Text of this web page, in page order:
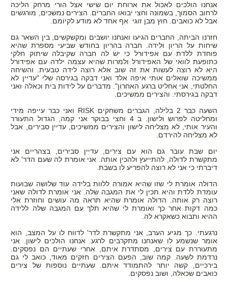
אנחנו הולכים לאכול את ארוחת יום שישי אצל הורי מרחק הליכה
לרחוב הסמוך, בשמונה וחצי יבואו החברים. הצירים נמשכים, מורגשים
אבל לא כואבים. חוץ מבן זוגי אף אחד לא מודע לקיומם.
חזרנו הביתה, החברים הגיעו ואנחנו יושבים ומקשקשים, בין השאר גם
שיחות על הריון ולידה. חברה בהריון בחודש שביעי מספרת שהיא
פוחדת ללדת עם אפידורל כי יש לה חברה שקיבלה שיתוק חלקי
כתופעת לוואי של האפידורל ולמרות שהיא עצמה ילדה עם אפידורל
היא לא רוצה לעשות את זה שוב אלא רוצה לידה טבעית. והשיחה
ממשיכה שואלים אותי איפה אלד ואני דבקה בגירסה שלי "עדיין לא
החלטתי, אני אחליט ברגע האחרון". מדברים על לידות בית וכאלה ואני
דבקה בגירסתי. והצירים ממשיכים.
השעה כבר 2 בלילה, הגברים משחקים RISK ואני כבר עייפה מידי
ומחליטה לפרוש ולישון. ב 4 וחצי בבוקר אני קמה, הגדול התעורר
והעיר אותי, לא מצליחה לישון והצירים ממשיכים, עדיין סבירים, אבל
לא מצליחה להירדם.
יום שבת עובר גם הוא עם צירים, עדיין סבירים, בצהריים אני
מתקשרת לדולה, להתייעץ ולהכין אותה. אני אומרת לה שעם הדר' לא
דיברתי כי אני לא רוצה להפריע לו בשבת.
הדולה אומרת לי שזו שהיא אמורה ללוות בלידה עוד שלושה שבועות
עומדת ללדת והיא תכין לי את המגבה שלה. אני אומרת לדולה שאני
רוצה רק אותה. הדולה אומרת שהיא תראה מה עושים וחוזרת אלי
כמה דקות אחר כך ואומרת לי שהיא תלך עם המגבה שלה ללידה
ההיא ותבוא כשאקרא לה.
נרגעתי. כך מגיע הערב, אני מתקשרת לדר' לדווח לו על המצב, הוא
אומר שנשמע לו שאנחנו מתקרבים לרגע. אנחנו הולכים לישון. אני
מתעוררת עם צירים, מסתדרת איתם, אחרי שעתיים הם נפסקים.
נרדמת לשעה. קמה שוב, הפעם הצירים חזקים מאוד, כואב לי גם
בירכיים, קשה יותר להתמודד איתם. שעתיים נוספות של צירים
כואבים שכאלה, ושוב נפסקים.